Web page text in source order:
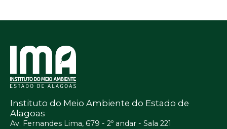
Instituto do Meio Ambiente do Estado de
Alagoas
Av. Fernandes Lima, 679 - 2º andar - Sala 221